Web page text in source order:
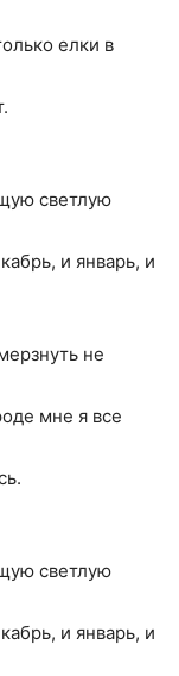
елки в
светлую
и январь, и
не
мне я все
светлую
и январь, и